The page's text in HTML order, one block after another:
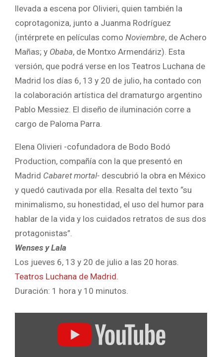
llevada a escena por Olivieri, quien también la
coprotagoniza, junto a Juanma Rodríguez
(intérprete en películas como Noviembre, de Achero
Mañas; y Obaba, de Montxo Armendáriz). Esta
versión, que podrá verse en los Teatros Luchana de
Madrid los días 6, 13 y 20 de julio, ha contado con
la colaboración artística del dramaturgo argentino
Pablo Messiez. El diseño de iluminación corre a
cargo de Paloma Parra.
Elena Olivieri -cofundadora de Bodo Bodó
Production, compañía con la que presentó en
Madrid Cabaret mortal- descubrió la obra en México
y quedó cautivada por ella. Resalta del texto “su
minimalismo, su honestidad, el uso del humor para
hablar de la vida y los cuidados retratos de sus dos
protagonistas”.
Wenses y Lala
Los jueves 6, 13 y 20 de julio a las 20 horas.
Teatros Luchana de Madrid.
Duración: 1 hora y 10 minutos.